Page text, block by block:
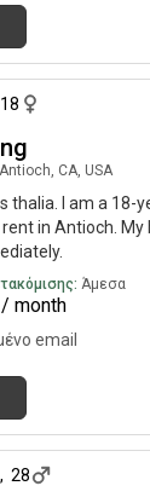
18
Antioch, CA, USA
thalia. I am a 18-
in Antioch. My
Άμεσα
month
email
, 28